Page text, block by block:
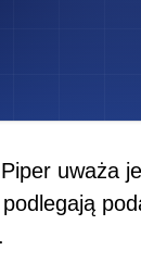
uważa